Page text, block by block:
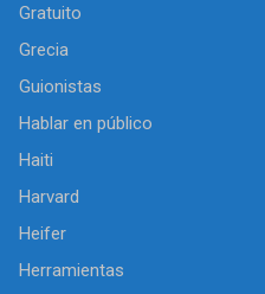
Gratuito
Grecia
Guionistas
Hablar en público
Haiti
Harvard
Heifer
Herramientas